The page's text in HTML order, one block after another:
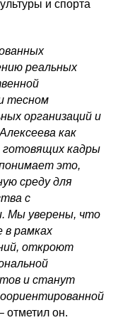
и спорта
реальных
тесном
организаций и
как
готовящих кадры
это,
среду для
с
Мы уверены, что
в рамках
откроют
и станут
отметил он.